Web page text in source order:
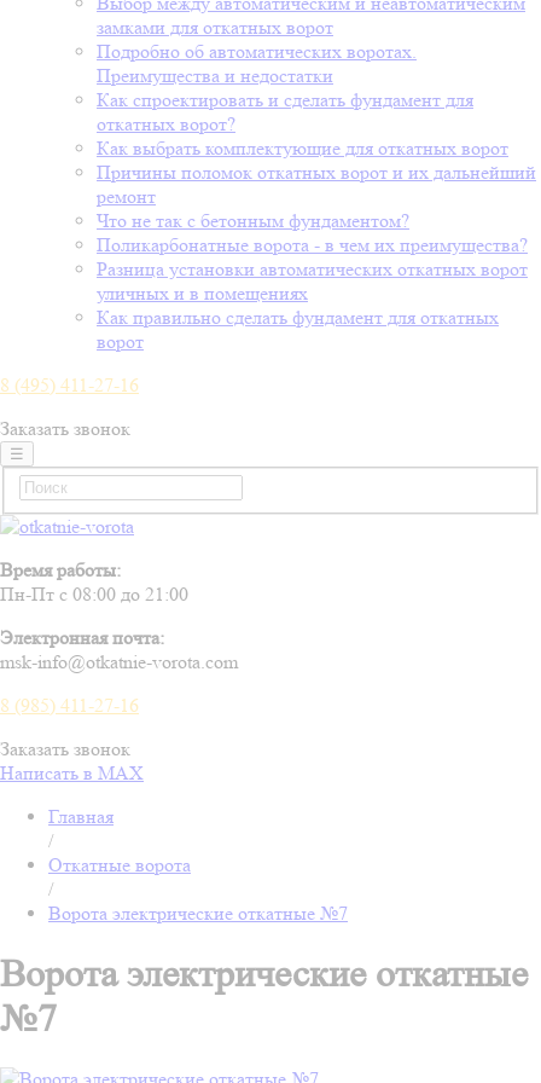
замками для откатных ворот
Подробно об автоматических воротах.
Преимущества и недостатки
Как спроектировать и сделать фундамент для
откатных ворот?
Как выбрать комплектующие для откатных ворот
Причины поломок откатных ворот и их дальнейший
ремонт
Что не так с бетонным фундаментом?
Поликарбонатные ворота - в чем их преимущества?
Разница установки автоматических откатных ворот
уличных и в помещениях
Как правильно сделать фундамент для откатных
ворот
8 (495) 411-27-16
Заказать звонок
☰
Время работы:
Пн-Пт с 08:00 до 21:00
Электронная почта:
msk-info@otkatnie-vorota.com
8 (985) 411-27-16
Заказать звонок
Написать в MAX
Главная
/
Откатные ворота
/
Ворота электрические откатные №7
Ворота электрические откатные
№7